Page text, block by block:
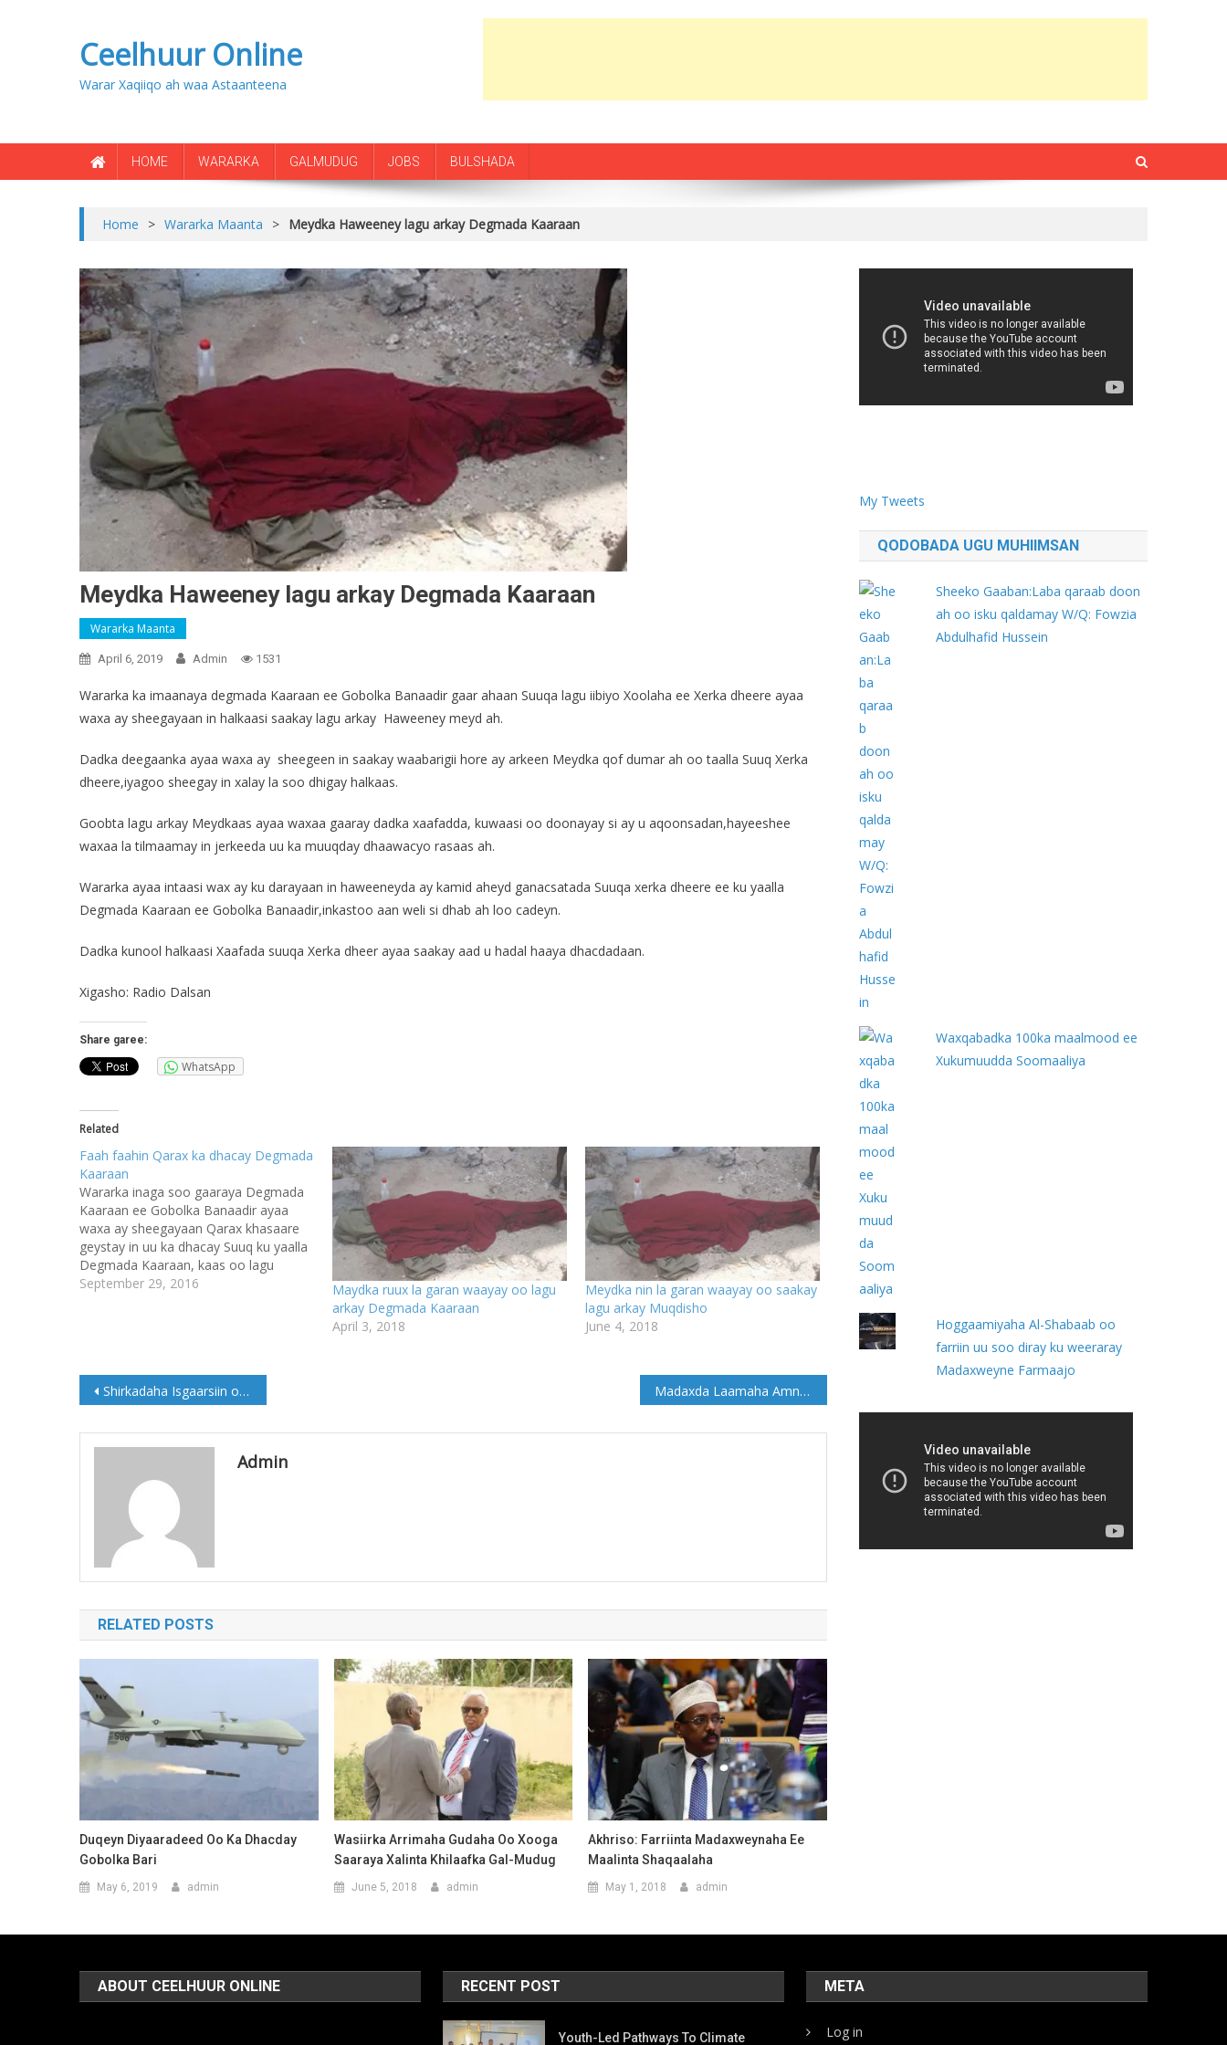
Ceelhuur Online
Warar Xaqiiqo ah waa Astaanteena
HOME WARARKA GALMUDUG JOBS BULSHADA
Home > Wararka Maanta > Meydka Haweeney lagu arkay Degmada Kaaraan
Meydka Haweeney lagu arkay Degmada Kaaraan
Wararka Maanta
April 6, 2019 Admin 1531
Wararka ka imaanaya degmada Kaaraan ee Gobolka Banaadir gaar ahaan Suuqa lagu iibiyo Xoolaha ee Xerka dheere ayaa
waxa ay sheegayaan in halkaasi saakay lagu arkay Haweeney meyd ah.
Dadka deegaanka ayaa waxa ay sheegeen in saakay waabarigii hore ay arkeen Meydka qof dumar ah oo taalla Suuq Xerka
dheere,iyagoo sheegay in xalay la soo dhigay halkaas.
Goobta lagu arkay Meydkaas ayaa waxaa gaaray dadka xaafadda, kuwaasi oo doonayay si ay u aqoonsadan,hayeeshee
waxaa la tilmaamay in jerkeeda uu ka muuqday dhaawacyo rasaas ah.
Wararka ayaa intaasi wax ay ku darayaan in haweeneyda ay kamid aheyd ganacsatada Suuqa xerka dheere ee ku yaalla
Degmada Kaaraan ee Gobolka Banaadir,inkastoo aan weli si dhab ah loo cadeyn.
Dadka kunool halkaasi Xaafada suuqa Xerka dheer ayaa saakay aad u hadal haaya dhacdadaan.
Xigasho: Radio Dalsan
Share garee:
WhatsApp
Related
Faah faahin Qarax ka dhacay Degmada
Kaaraan
Wararka inaga soo gaaraya Degmada
Kaaraan ee Gobolka Banaadir ayaa
waxa ay sheegayaan Qarax khasaare
geystay in uu ka dhacay Suuq ku yaalla
Degmada Kaaraan, kaas oo lagu
magacaabo Suuqa Xirka-dheere.
September 29, 2016
Maydka ruux la garan waayay oo lagu
arkay Degmada Kaaraan
April 3, 2018
Meydka nin la garan waayay oo saakay
lagu arkay Muqdisho
June 4, 2018
Post
navigation
Shirkadaha Isgaarsiin oo lagu amray inay isku furaan Khadkooda Madaxda Laamaha Amniga oo baarlamaanka hortagaya
Admin
RELATED POSTS
Duqeyn Diyaaradeed Oo Ka Dhacday
Gobolka Bari
May 6, 2019 admin
Wasiirka Arrimaha Gudaha Oo Xooga
Saaraya Xalinta Khilaafka Gal-Mudug
June 5, 2018 admin
Akhriso: Farriinta Madaxweynaha Ee
Maalinta Shaqaalaha
May 1, 2018 admin
My Tweets
QODOBADA UGU MUHIIMSAN
Sheeko Gaaban:Laba qaraab doon
ah oo isku qaldamay W/Q: Fowzia
Abdulhafid Hussein
Waxqabadka 100ka maalmood ee
Xukumuudda Soomaaliya
Hoggaamiyaha Al-Shabaab oo
farriin uu soo diray ku weeraray
Madaxweyne Farmaajo
ABOUT CEELHUUR ONLINE RECENT POST
Youth-Led Pathways To Climate
META
Log in